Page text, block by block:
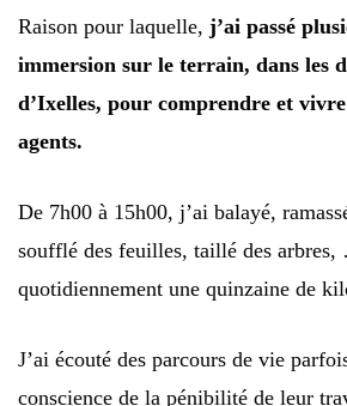
Raison pour laquelle, j’ai passé
immersion sur le terrain, dans les
d’Ixelles, pour comprendre et
agents.
De 7h00 à 15h00, j’ai balayé,
soufflé des feuilles, taillé des
quotidiennement une quinzaine de
J’ai écouté des parcours de vie
conscience de la pénibilité de leur